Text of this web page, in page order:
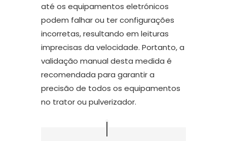
até os equipamentos eletrónicos
podem falhar ou ter configurações
incorretas, resultando em leituras
imprecisas da velocidade. Portanto, a
validação manual desta medida é
recomendada para garantir a
precisão de todos os equipamentos
no trator ou pulverizador.